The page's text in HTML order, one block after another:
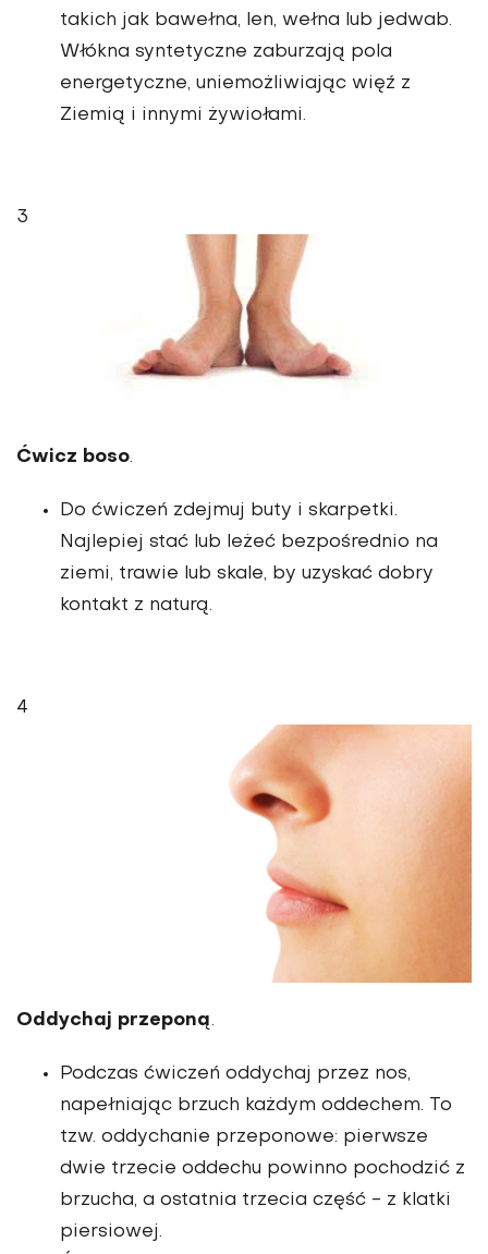
takich jak bawełna, len, wełna lub jedwab.
Włókna syntetyczne zaburzają pola
energetyczne, uniemożliwiając więź z
Ziemią i innymi żywiołami.
3
Ćwicz boso.
Do ćwiczeń zdejmuj buty i skarpetki.
Najlepiej stać lub leżeć bezpośrednio na
ziemi, trawie lub skale, by uzyskać dobry
kontakt z naturą.
4
Oddychaj przeponą.
Podczas ćwiczeń oddychaj przez nos,
napełniając brzuch każdym oddechem. To
tzw. oddychanie przeponowe: pierwsze
dwie trzecie oddechu powinno pochodzić z
brzucha, a ostatnia trzecia część - z klatki
piersiowej.